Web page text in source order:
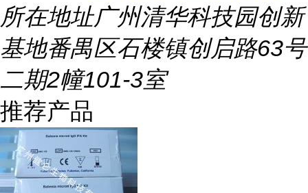
所在地址广州清华科技园创新
基地番禺区石楼镇创启路63号
二期2幢101-3室
推荐产品